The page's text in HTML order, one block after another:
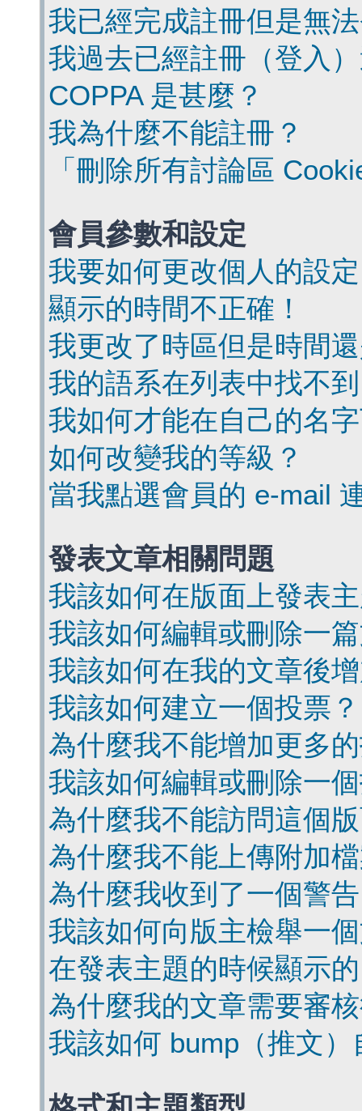
我已經完成註冊但是無
我過去已經註冊（登入
COPPA 是甚麼？
我為什麼不能註冊？
「刪除所有討論區
會員參數和設定
我要如何更改個人的設
顯示的時間不正確！
我更改了時區但是時間
我的語系在列表中找不
我如何才能在自己的名
如何改變我的等級？
當我點選會員的 e-mail
發表文章相關問題
我該如何在版面上發表
我該如何編輯或刪除一
我該如何在我的文章後
我該如何建立一個投票？
為什麼我不能增加更多
我該如何編輯或刪除一
為什麼我不能訪問這個
為什麼我不能上傳附加
為什麼我收到了一個警
我該如何向版主檢舉一
在發表主題的時候顯示
為什麼我的文章需要審
我該如何 bump（推文